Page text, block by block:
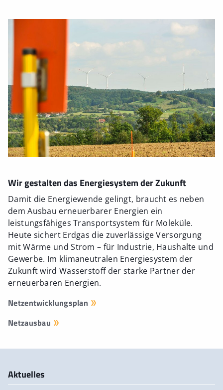
Wir gestalten das Energiesystem der Zukunft
Damit die Energiewende gelingt, braucht es neben
dem Ausbau erneuerbarer Energien ein
leistungsfähiges Transportsystem für Moleküle.
Heute sichert Erdgas die zuverlässige Versorgung
mit Wärme und Strom – für Industrie, Haushalte und
Gewerbe. Im klimaneutralen Energiesystem der
Zukunft wird Wasserstoff der starke Partner der
erneuerbaren Energien.
Netzentwicklungsplan
Netzausbau
Aktuelles